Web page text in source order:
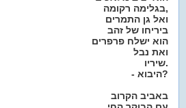
בגלימה רקומה,
ואל גן התמרים
ביריחו של זהב
הוא ישלח פרפרים
ואת נבל
שיריו.
- היבוא?
באביב הקרוב